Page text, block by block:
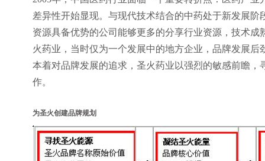
差异性开始显现。与现代技术结合的中药处于新发展
资源具备优势的公司能够更多的分享行业资源，技术
火药业，当时仅为一个发展中的地方企业，品牌发展
本着对品牌发展的追求，圣火药业以强烈的敏感前瞻
作。
为圣火创建品牌规划